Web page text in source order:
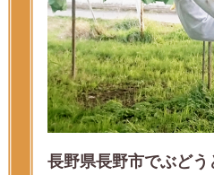
長野県長野市でぶど